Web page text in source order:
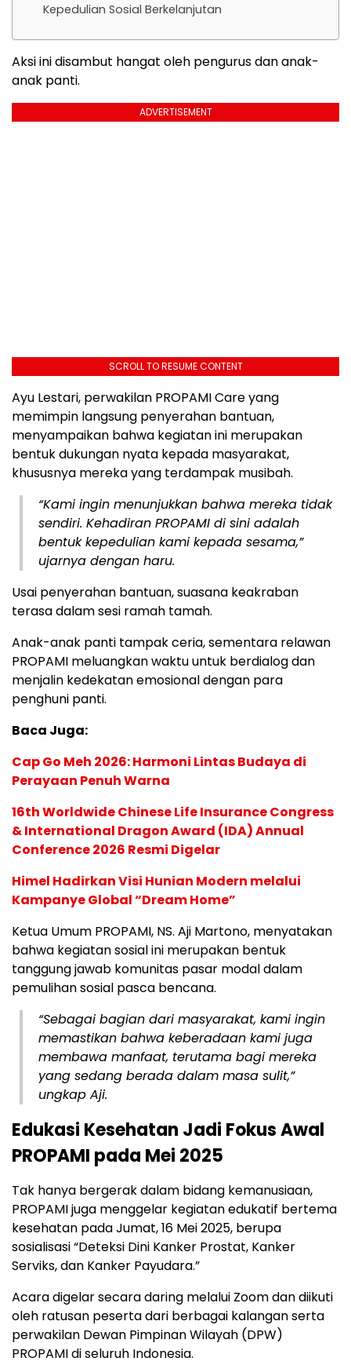
Kepedulian Sosial Berkelanjutan
Aksi ini disambut hangat oleh pengurus dan anak-
anak panti.
ADVERTISEMENT
SCROLL TO RESUME CONTENT
Ayu Lestari, perwakilan PROPAMI Care yang
memimpin langsung penyerahan bantuan,
menyampaikan bahwa kegiatan ini merupakan
bentuk dukungan nyata kepada masyarakat,
khususnya mereka yang terdampak musibah.
“Kami ingin menunjukkan bahwa mereka tidak
sendiri. Kehadiran PROPAMI di sini adalah
bentuk kepedulian kami kepada sesama,”
ujarnya dengan haru.
Usai penyerahan bantuan, suasana keakraban
terasa dalam sesi ramah tamah.
Anak-anak panti tampak ceria, sementara relawan
PROPAMI meluangkan waktu untuk berdialog dan
menjalin kedekatan emosional dengan para
penghuni panti.
Baca Juga:
Cap Go Meh 2026: Harmoni Lintas Budaya di
Perayaan Penuh Warna
16th Worldwide Chinese Life Insurance Congress
& International Dragon Award (IDA) Annual
Conference 2026 Resmi Digelar
Himel Hadirkan Visi Hunian Modern melalui
Kampanye Global “Dream Home”
Ketua Umum PROPAMI, NS. Aji Martono, menyatakan
bahwa kegiatan sosial ini merupakan bentuk
tanggung jawab komunitas pasar modal dalam
pemulihan sosial pasca bencana.
“Sebagai bagian dari masyarakat, kami ingin
memastikan bahwa keberadaan kami juga
membawa manfaat, terutama bagi mereka
yang sedang berada dalam masa sulit,”
ungkap Aji.
Edukasi Kesehatan Jadi Fokus Awal
PROPAMI pada Mei 2025
Tak hanya bergerak dalam bidang kemanusiaan,
PROPAMI juga menggelar kegiatan edukatif bertema
kesehatan pada Jumat, 16 Mei 2025, berupa
sosialisasi “Deteksi Dini Kanker Prostat, Kanker
Serviks, dan Kanker Payudara.”
Acara digelar secara daring melalui Zoom dan diikuti
oleh ratusan peserta dari berbagai kalangan serta
perwakilan Dewan Pimpinan Wilayah (DPW)
PROPAMI di seluruh Indonesia.